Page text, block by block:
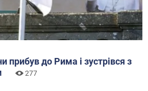
прибув до Рима і зустрівся з
277